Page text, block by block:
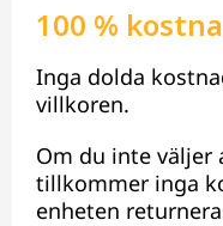
100 %
Inga dolda
villkoren.
Om du inte väljer
tillkommer inga
enheten